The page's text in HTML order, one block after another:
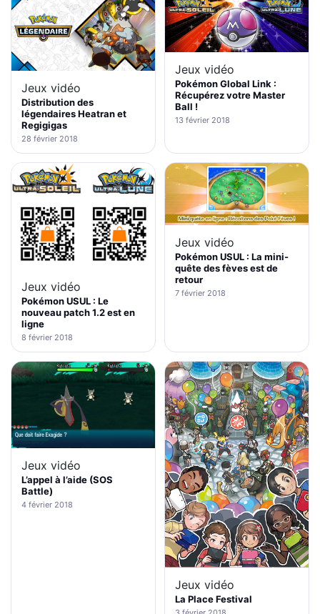
Jeux vidéo
Distribution des
légendaires Heatran et
Regigigas
28 février 2018
Jeux vidéo
Pokémon Global Link :
Récupérez votre Master
Ball !
13 février 2018
Jeux vidéo
Pokémon USUL : Le
nouveau patch 1.2 est en
ligne
8 février 2018
Jeux vidéo
Pokémon USUL : La mini-
quête des fèves est de
retour
7 février 2018
Jeux vidéo
L’appel à l’aide (SOS
Battle)
4 février 2018
Jeux vidéo
La Place Festival